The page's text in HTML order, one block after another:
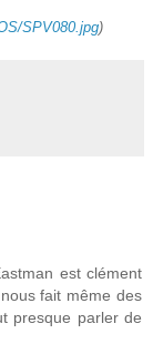
SPV080.jpg)
est clément
fait même des
presque parler de